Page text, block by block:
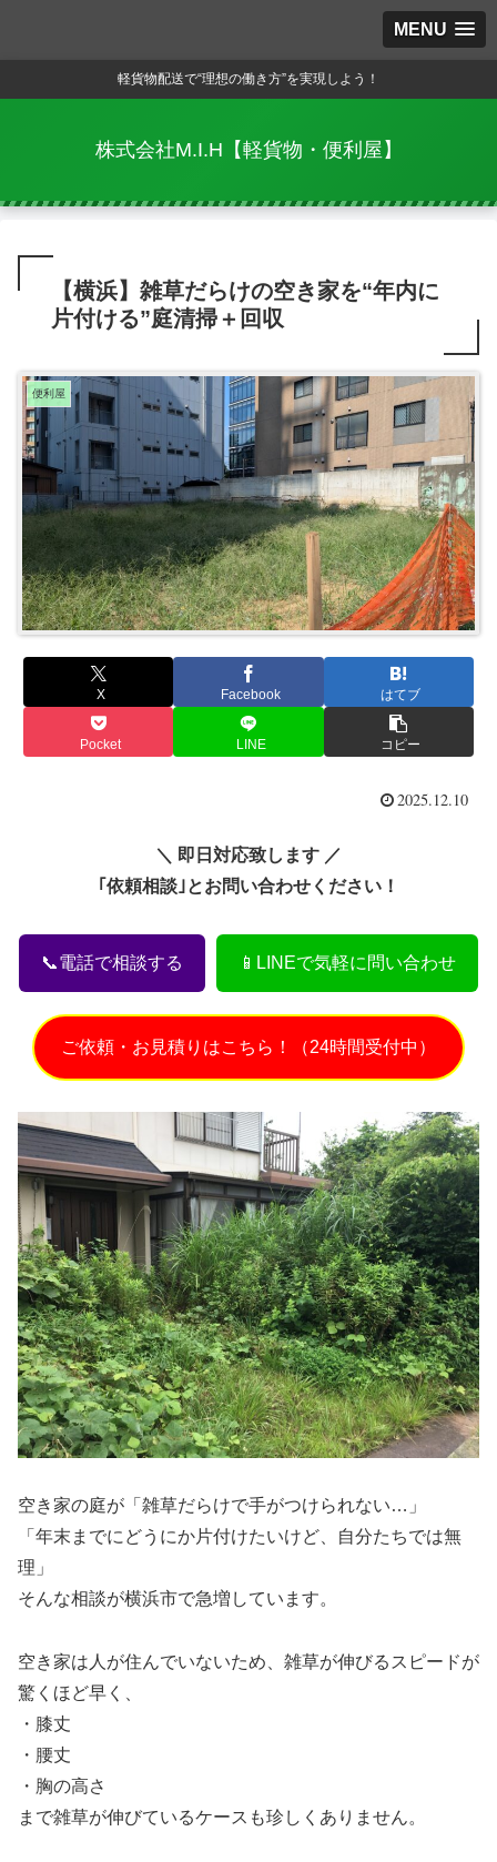
MENU
軽貨物配送で“理想の働き方”を実現しよう！
株式会社M.I.H【軽貨物・便利屋】
【横浜】雑草だらけの空き家を“年内に
片付ける”庭清掃＋回収
便利屋
X Facebook はてブ
Pocket LINE コピー
2025.12.10
＼ 即日対応致します ／
｢依頼相談｣とお問い合わせください！
📞電話で相談する 📱LINEで気軽に問い合わせ
ご依頼・お見積りはこちら！（24時間受付中）
空き家の庭が「雑草だらけで手がつけられない…」
「年末までにどうにか片付けたいけど、自分たちでは無
理」
そんな相談が横浜市で急増しています。
空き家は人が住んでいないため、雑草が伸びるスピードが
驚くほど早く、
・膝丈
・腰丈
・胸の高さ
まで雑草が伸びているケースも珍しくありません。